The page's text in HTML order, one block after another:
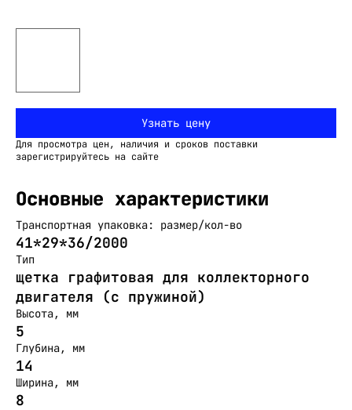
Узнать цену
Для просмотра цен, наличия и сроков поставки
зарегистрируйтесь на сайте
Основные характеристики
Транспортная упаковка: размер/кол-во
41*29*36/2000
Тип
щетка графитовая для коллекторного
двигателя (с пружиной)
Высота, мм
5
Глубина, мм
14
Ширина, мм
8